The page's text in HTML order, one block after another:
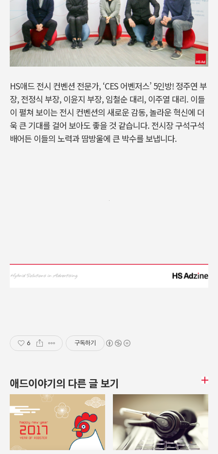
HS애드 전시 컨벤션 전문가, ‘CES 어벤저스’ 5인방! 정주연 부
장, 전정식 부장, 이윤지 부장, 임철순 대리, 이주열 대리. 이들
이 펼쳐 보이는 전시 컨벤션의 새로운 감동, 놀라운 혁신에 더
욱 큰 기대를 걸어 보아도 좋을 것 같습니다. 전시장 구석구석
배어든 이들의 노력과 땀방울에 큰 박수를 보냅니다.
6 구독하기
애드이야기의 다른 글 보기